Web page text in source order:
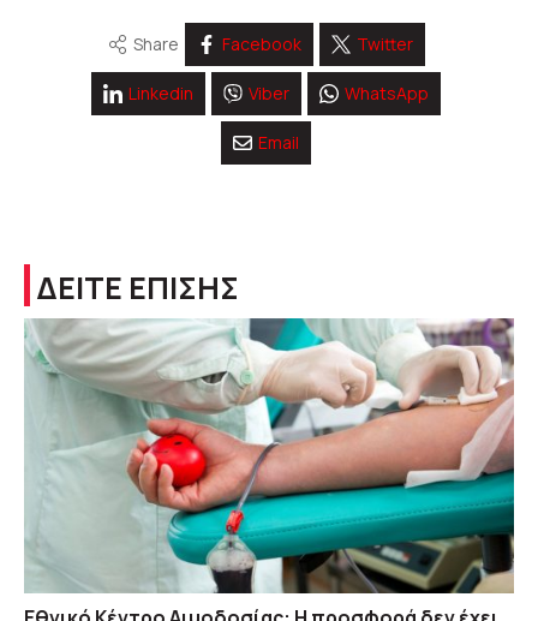
Share Facebook Twitter
Linkedin Viber WhatsApp
Email
ΔΕΙΤΕ ΕΠΙΣΗΣ